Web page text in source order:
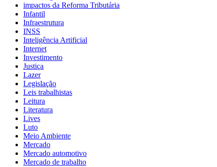
impactos da Reforma Tributária
Infantil
Infraestrutura
INSS
Inteligência Artificial
Internet
Investimento
Justiça
Lazer
Legislação
Leis trabalhistas
Leitura
Literatura
Lives
Luto
Meio Ambiente
Mercado
Mercado automotivo
Mercado de trabalho